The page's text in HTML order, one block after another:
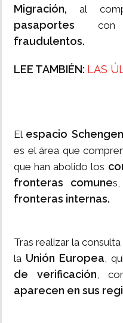
Migración, al
pasaportes
fraudulentos.
LEE TAMBIÉN: LAS
El espacio
es el área que
que han abolido los
fronteras comune
fronteras internas.
Tras realizar la
la Unión Europea,
de verificación,
aparecen en sus